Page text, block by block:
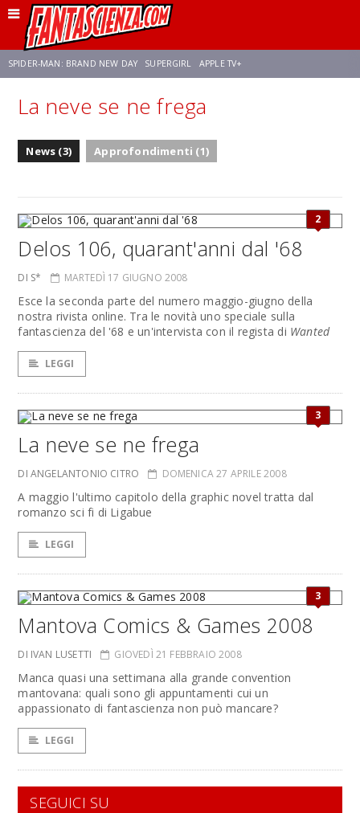
SPIDER-MAN: BRAND NEW DAY SUPERGIRL APPLE TV+
FRANCO RICCIARDIELLO ZENDAYA STAR TREK
La neve se ne frega
News (3) Approfondimenti (1)
2
Delos 106, quarant'anni dal '68
DI S* MARTEDÌ 17 GIUGNO 2008
Esce la seconda parte del numero maggio-giugno della
nostra rivista online. Tra le novità uno speciale sulla
fantascienza del '68 e un'intervista con il regista di Wanted
LEGGI
3
La neve se ne frega
DI ANGELANTONIO CITRO DOMENICA 27 APRILE 2008
A maggio l'ultimo capitolo della graphic novel tratta dal
romanzo sci fi di Ligabue
LEGGI
3
Mantova Comics & Games 2008
DI IVAN LUSETTI GIOVEDÌ 21 FEBBRAIO 2008
Manca quasi una settimana alla grande convention
mantovana: quali sono gli appuntamenti cui un
appassionato di fantascienza non può mancare?
LEGGI
SEGUICI SU